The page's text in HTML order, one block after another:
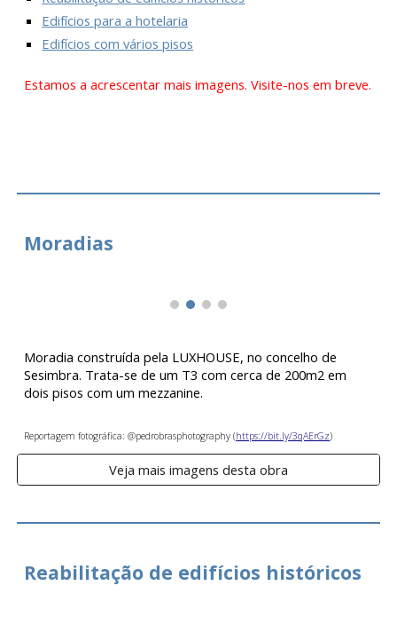
Edifícios para a hotelaria
Edifícios com vários pisos
Estamos a acrescentar mais imagens. Visite-nos em breve.
Moradias
Moradia construída pela LUXHOUSE, no concelho de
Sesimbra. Trata-se de um T3 com cerca de 200m2 em
dois pisos com um mezzanine.
Reportagem fotográfica: @pedrobrasphotography (https://bit.ly/3qAErGz)
Veja mais imagens desta obra
Reabilitação de edifícios históricos